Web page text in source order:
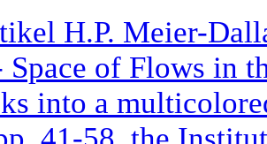
H.P. Meier-
Space of Flows in
into a